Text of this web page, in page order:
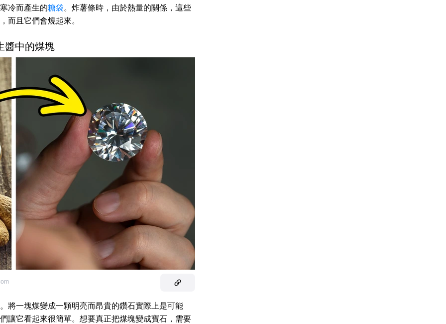
冷而產生的糖袋。炸薯條時，由於熱量的關係，這些
而且它們會燒起來。
醬中的煤塊
將一塊煤變成一顆明亮而昂貴的鑽石實際上是可能
讓它看起來很簡單。想要真正把煤塊變成寶石，需要